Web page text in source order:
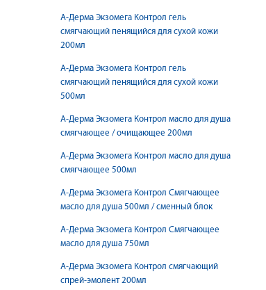
А-Дерма Экзомега Контрол гель
смягчающий пенящийся для сухой кожи
200мл
А-Дерма Экзомега Контрол гель
смягчающий пенящийся для сухой кожи
500мл
А-Дерма Экзомега Контрол масло для душа
смягчающее / очищающее 200мл
А-Дерма Экзомега Контрол масло для душа
смягчающее 500мл
А-Дерма Экзомега Контрол Смягчающее
масло для душа 500мл / сменный блок
А-Дерма Экзомега Контрол Смягчающее
масло для душа 750мл
А-Дерма Экзомега Контрол смягчающий
спрей-эмолент 200мл